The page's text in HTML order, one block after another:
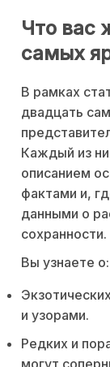
Что вас
самых
В рамках
двадцать
Каждый из
описанием
фактами и,
данными о
сохранности.
Вы узнаете о:
и узорами.
Редких и
могут